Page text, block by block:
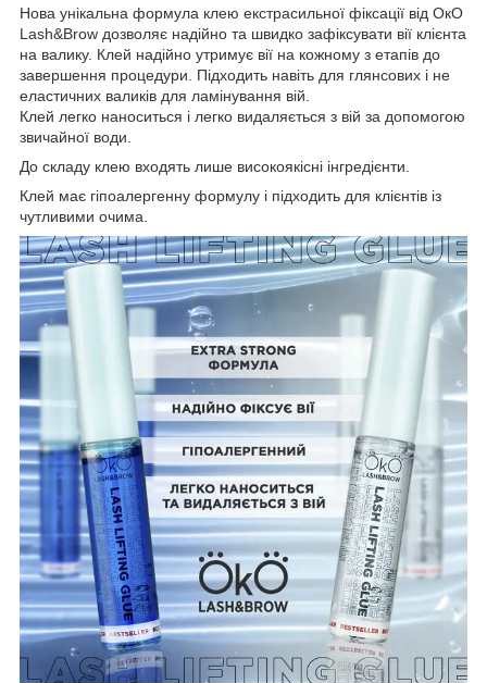
Нова унікальна формула клею екстрасильної фіксації від ОкО
Lash&Brow дозволяє надійно та швидко зафіксувати вії клієнта
на валику. Клей надійно утримує вії на кожному з етапів до
завершення процедури. Підходить навіть для глянсових і не
еластичних валиків для ламінування вій.
Клей легко наноситься і легко видаляється з вій за допомогою
звичайної води.
До складу клею входять лише високоякісні інгредієнти.
Клей має гіпоалергенну формулу і підходить для клієнтів із
чутливими очима.